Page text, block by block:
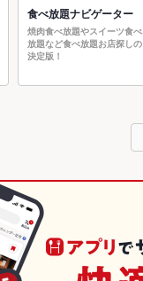
食べ放題ナビゲーター
焼肉食べ放題やスイーツ食べ
放題など食べ放題お店探しの
決定版！